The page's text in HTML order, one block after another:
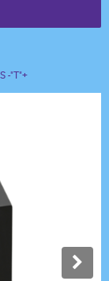
-"T"+